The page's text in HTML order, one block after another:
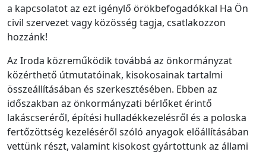
a kapcsolatot az ezt igénylő örökbefogadókkal Ha Ön
civil szervezet vagy közösség tagja, csatlakozzon
hozzánk!
Az Iroda közreműködik továbbá az önkormányzat
közérthető útmutatóinak, kisokosainak tartalmi
összeállításában és szerkesztésében. Ebben az
időszakban az önkormányzati bérlőket érintő
lakáscseréről, építési hulladékkezelésről és a poloska
fertőzöttség kezeléséről szóló anyagok előállításában
vettünk részt, valamint kisokost gyártottunk az állami